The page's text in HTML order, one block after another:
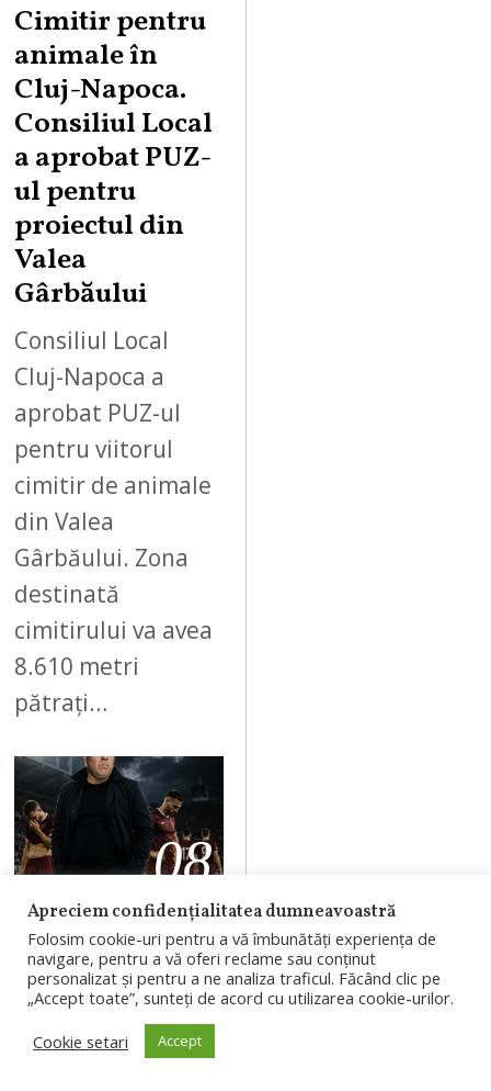
Cimitir pentru
animale în
Cluj-Napoca.
Consiliul Local
a aprobat PUZ-
ul pentru
proiectul din
Valea
Gârbăului
Consiliul Local
Cluj-Napoca a
aprobat PUZ-ul
pentru viitorul
cimitir de animale
din Valea
Gârbăului. Zona
destinată
cimitirului va avea
8.610 metri
pătrați…
08
AUGUST 8, 2026
Marius
Șumudică,
favorit să
Apreciem confidențialitatea dumneavoastră
Folosim cookie-uri pentru a vă îmbunătăți experiența de
navigare, pentru a vă oferi reclame sau conținut
personalizat și pentru a ne analiza traficul. Făcând clic pe
„Accept toate”, sunteți de acord cu utilizarea cookie-urilor.
Cookie setari
Accept